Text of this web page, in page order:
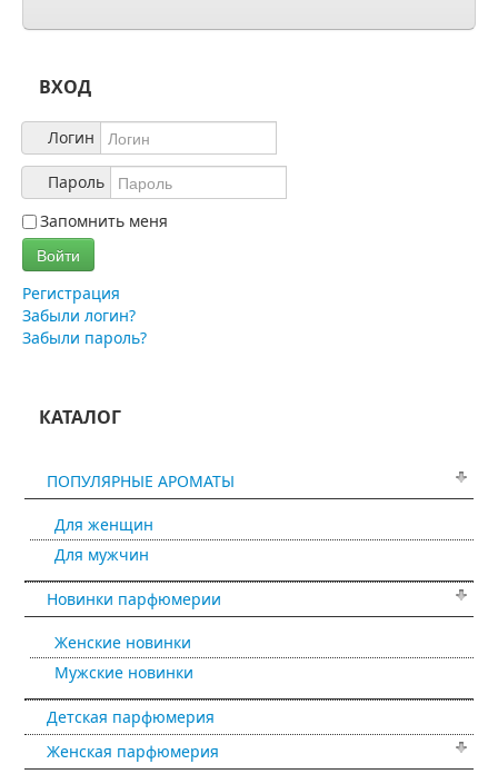
ВХОД
Логин
Пароль
Запомнить меня
Войти
Регистрация
Забыли логин?
Забыли пароль?
КАТАЛОГ
ПОПУЛЯРНЫЕ АРОМАТЫ
Для женщин
Для мужчин
Новинки парфюмерии
Женские новинки
Мужские новинки
Детская парфюмерия
Женская парфюмерия